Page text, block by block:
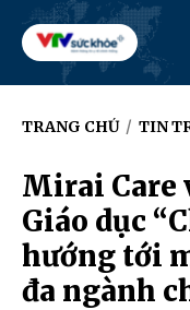
TRANG CHỦ / TIN
Mirai Care
Giáo dục
hướng tới
đa ngành